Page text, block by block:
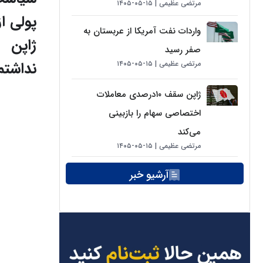
مرتضی عظیمی ۱۵-۰۵-۱۴۰۵
واردات نفت آمریکا از عربستان به
صفر رسید
مرتضی عظیمی ۱۵-۰۵-۱۴۰۵
ژاپن سقف ۱۰درصدی معاملات
اختصاصی سهام را بازبینی
می‌کند
مرتضی عظیمی ۱۵-۰۵-۱۴۰۵
آرشیو خبر
پولی
ژاپن